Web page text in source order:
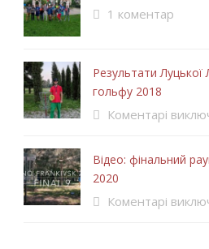
1 коментар
Результати Луцької
гольфу 2018
Коментарі
Відео: фінальний
2020
Коментарі